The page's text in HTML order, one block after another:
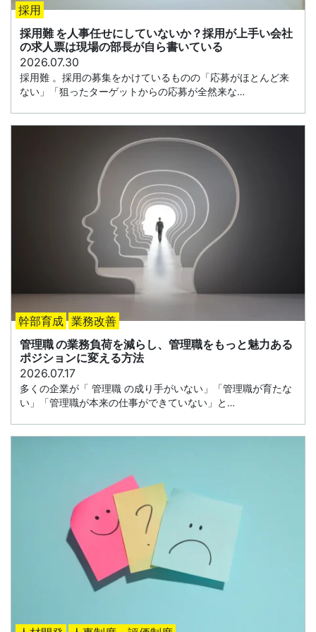
採用
採用難 を人事任せにしていないか？採用が上手い会社
の求人票は現場の部長が自ら書いている
2026.07.30
採用難 。採用の募集をかけているものの「応募がほとんど来
ない」「狙ったターゲットからの応募が全然来な…
幹部育成 業務改善
管理職 の業務負荷を減らし、管理職をもっと魅力ある
ポジションに変える方法
2026.07.17
多くの企業が「 管理職 の成り手がいない」「管理職が育たな
い」「管理職が本来の仕事ができていない」と…